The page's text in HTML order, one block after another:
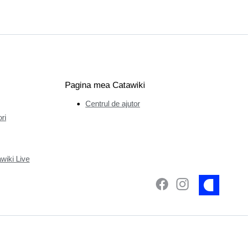
Live
Pagina mea Catawiki
Centrul de ajutor